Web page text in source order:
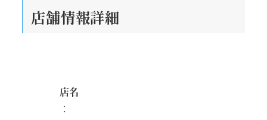
店舗情報詳細
店名
：